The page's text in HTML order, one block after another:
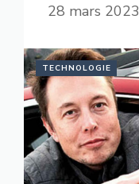
28 mars 2023
TECHNOLOGIE